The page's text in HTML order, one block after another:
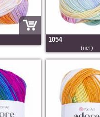
1054
(нет)